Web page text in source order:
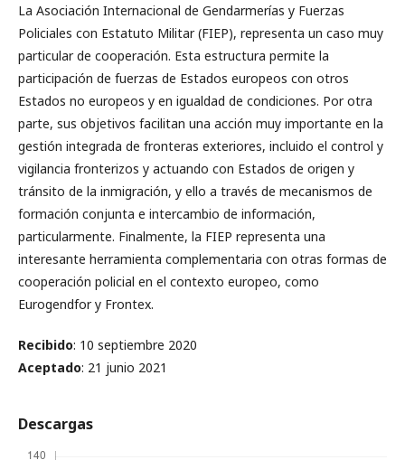
La Asociación Internacional de Gendarmerías y Fuerzas
Policiales con Estatuto Militar (FIEP), representa un caso muy
particular de cooperación. Esta estructura permite la
participación de fuerzas de Estados europeos con otros
Estados no europeos y en igualdad de condiciones. Por otra
parte, sus objetivos facilitan una acción muy importante en la
gestión integrada de fronteras exteriores, incluido el control y
vigilancia fronterizos y actuando con Estados de origen y
tránsito de la inmigración, y ello a través de mecanismos de
formación conjunta e intercambio de información,
particularmente. Finalmente, la FIEP representa una
interesante herramienta complementaria con otras formas de
cooperación policial en el contexto europeo, como
Eurogendfor y Frontex.
Recibido: 10 septiembre 2020
Aceptado: 21 junio 2021
Descargas